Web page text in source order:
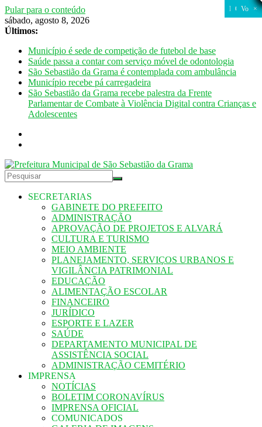
Pular para o conteúdo
sábado, agosto 8, 2026
Últimos:
Município é sede de competição de futebol de base
Saúde passa a contar com serviço móvel de odontologia
São Sebastião da Grama é contemplada com ambulância
Município recebe pá carregadeira
São Sebastião da Grama recebe palestra da Frente
Parlamentar de Combate à Violência Digital contra Crianças e
Adolescentes
SECRETARIAS
GABINETE DO PREFEITO
ADMINISTRAÇÃO
APROVAÇÃO DE PROJETOS E ALVARÁ
CULTURA E TURISMO
MEIO AMBIENTE
PLANEJAMENTO, SERVIÇOS URBANOS E
VIGILÂNCIA PATRIMONIAL
EDUCAÇÃO
ALIMENTAÇÃO ESCOLAR
FINANCEIRO
JURÍDICO
ESPORTE E LAZER
SAÚDE
DEPARTAMENTO MUNICIPAL DE
ASSISTÊNCIA SOCIAL
ADMINISTRAÇÃO CEMITÉRIO
IMPRENSA
NOTÍCIAS
BOLETIM CORONAVÍRUS
IMPRENSA OFICIAL
COMUNICADOS
Fechar
Fechar
Fechar
CLOSE
CLOSE
CLOSE
CLOSE
CLOSE
CLOSE
CLOSE
CLOSE
FECHAR
CLOSE
CLOSE
Fechar
Fechar
CLOSE
FECHAR
CLOSE
CLOSE
CLOSE
CLOSE
CLOSE
CLOSE
CLOSE
Voltar
×
×